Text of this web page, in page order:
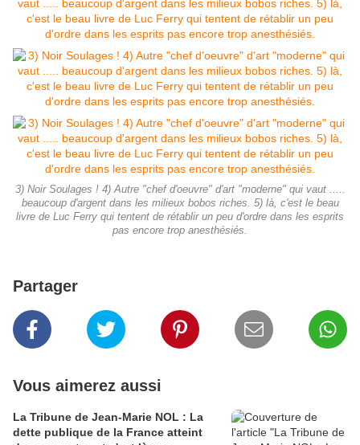
3) Noir Soulages ! 4) Autre "chef d'oeuvre" d'art "moderne" qui vaut .....
beaucoup d'argent dans les milieux bobos riches. 5) là, c'est le beau
livre de Luc Ferry qui tentent de rétablir un peu d'ordre dans les esprits
pas encore trop anesthésiés.
Partager
Vous aimerez aussi
La Tribune de Jean-Marie NOL : La
dette publique de la France atteint